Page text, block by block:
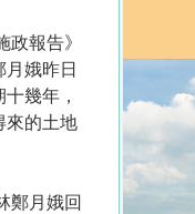
報告》
娥昨日
幾年，
來的土地
鄭月娥回